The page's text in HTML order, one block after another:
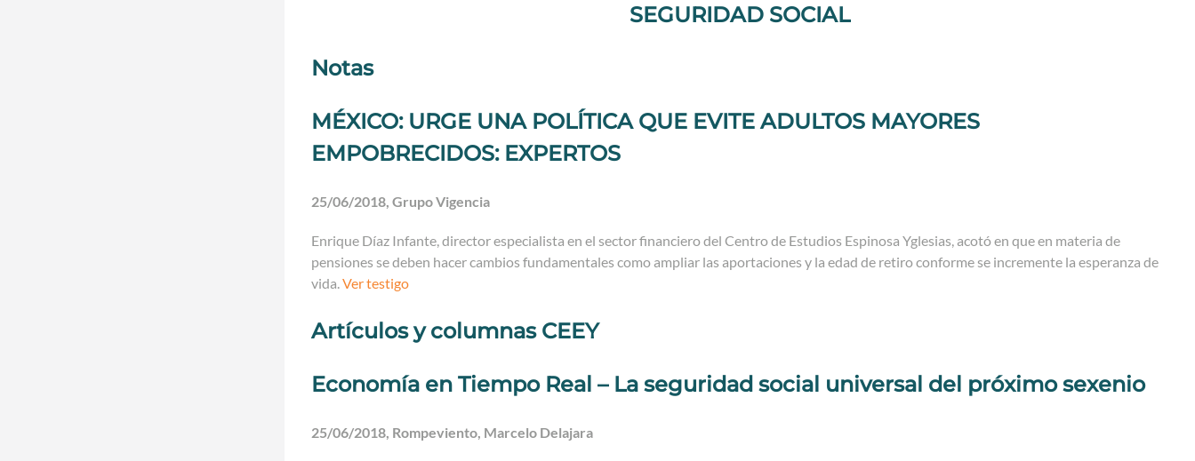
SEGURIDAD SOCIAL
Notas
MÉXICO: URGE UNA POLÍTICA QUE EVITE ADULTOS MAYORES
EMPOBRECIDOS: EXPERTOS
25/06/2018, Grupo Vigencia
Enrique Díaz Infante, director especialista en el sector financiero del Centro de Estudios Espinosa Yglesias, acotó en que en materia de
pensiones se deben hacer cambios fundamentales como ampliar las aportaciones y la edad de retiro conforme se incremente la esperanza de
vida.Ver testigo
Artículos y columnas CEEY
Economía en Tiempo Real – La seguridad social universal del próximo sexenio
25/06/2018, Rompeviento, Marcelo Delajara